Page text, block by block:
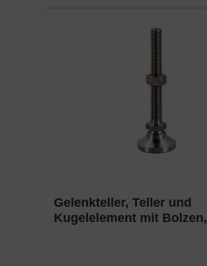
Gelenkteller, Teller und
Kugelelement mit Bolzen,